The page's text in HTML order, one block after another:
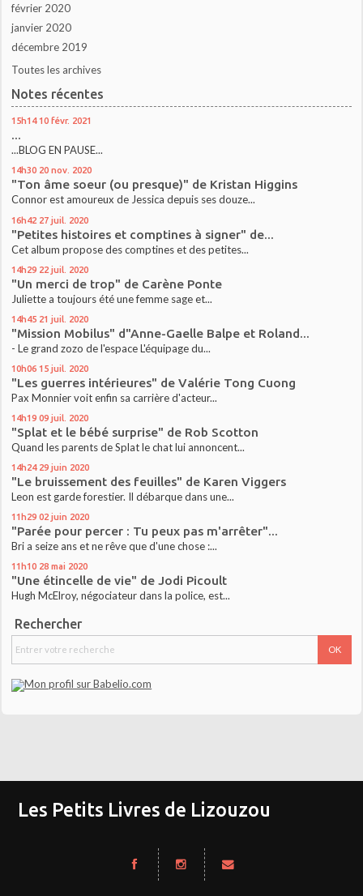
février 2020
janvier 2020
décembre 2019
Toutes les archives
Notes récentes
15h14 10 févr. 2021
...
...BLOG EN PAUSE...
14h30 20 nov. 2020
"Ton âme soeur (ou presque)" de Kristan Higgins
Connor est amoureux de Jessica depuis ses douze...
16h42 27 juil. 2020
"Petites histoires et comptines à signer" de...
Cet album propose des comptines et des petites...
14h29 22 juil. 2020
"Un merci de trop" de Carène Ponte
Juliette a toujours été une femme sage et...
14h45 21 juil. 2020
"Mission Mobilus" d"Anne-Gaelle Balpe et Roland...
- Le grand zozo de l'espace L'équipage du...
10h06 15 juil. 2020
"Les guerres intérieures" de Valérie Tong Cuong
Pax Monnier voit enfin sa carrière d'acteur...
14h19 09 juil. 2020
"Splat et le bébé surprise" de Rob Scotton
Quand les parents de Splat le chat lui annoncent...
14h24 29 juin 2020
"Le bruissement des feuilles" de Karen Viggers
Leon est garde forestier. Il débarque dans une...
11h29 02 juin 2020
"Parée pour percer : Tu peux pas m'arrêter"...
Bri a seize ans et ne rêve que d'une chose :...
11h10 28 mai 2020
"Une étincelle de vie" de Jodi Picoult
Hugh McElroy, négociateur dans la police, est...
Rechercher
Les Petits Livres de Lizouzou